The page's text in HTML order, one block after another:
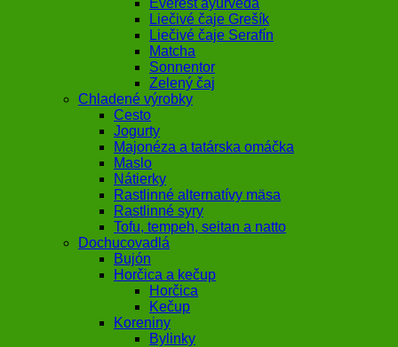
Everest ayurveda
Liečivé čaje Grešík
Liečivé čaje Serafín
Matcha
Sonnentor
Zelený čaj
Chladené výrobky
Cesto
Jogurty
Majonéza a tatárska omáčka
Maslo
Nátierky
Rastlinné alternatívy mäsa
Rastlinné syry
Tofu, tempeh, seitan a natto
Dochucovadlá
Bujón
Horčica a kečup
Horčica
Kečup
Koreniny
Bylinky